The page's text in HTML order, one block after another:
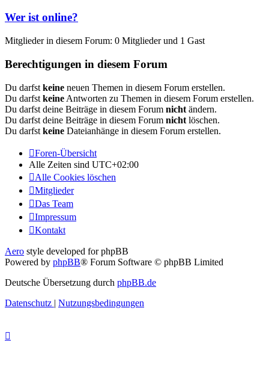
Wer ist online?
Mitglieder in diesem Forum: 0 Mitglieder und 1 Gast
Berechtigungen in diesem Forum
Du darfst keine neuen Themen in diesem Forum erstellen.
Du darfst keine Antworten zu Themen in diesem Forum erstellen.
Du darfst deine Beiträge in diesem Forum nicht ändern.
Du darfst deine Beiträge in diesem Forum nicht löschen.
Du darfst keine Dateianhänge in diesem Forum erstellen.
Foren-Übersicht
Alle Zeiten sind UTC+02:00
Alle Cookies löschen
Mitglieder
Das Team
Impressum
Kontakt
Aero style developed for phpBB
Powered by phpBB® Forum Software © phpBB Limited
Deutsche Übersetzung durch phpBB.de
Datenschutz | Nutzungsbedingungen